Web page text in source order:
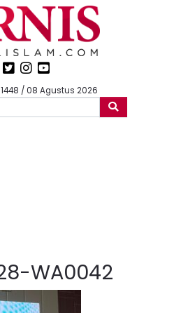
/ 08 Agustus 2026
WA0042